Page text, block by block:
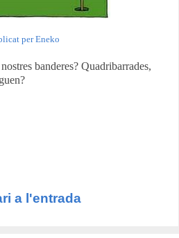
per Eneko
banderes? Quadribarrades,
a l'entrada